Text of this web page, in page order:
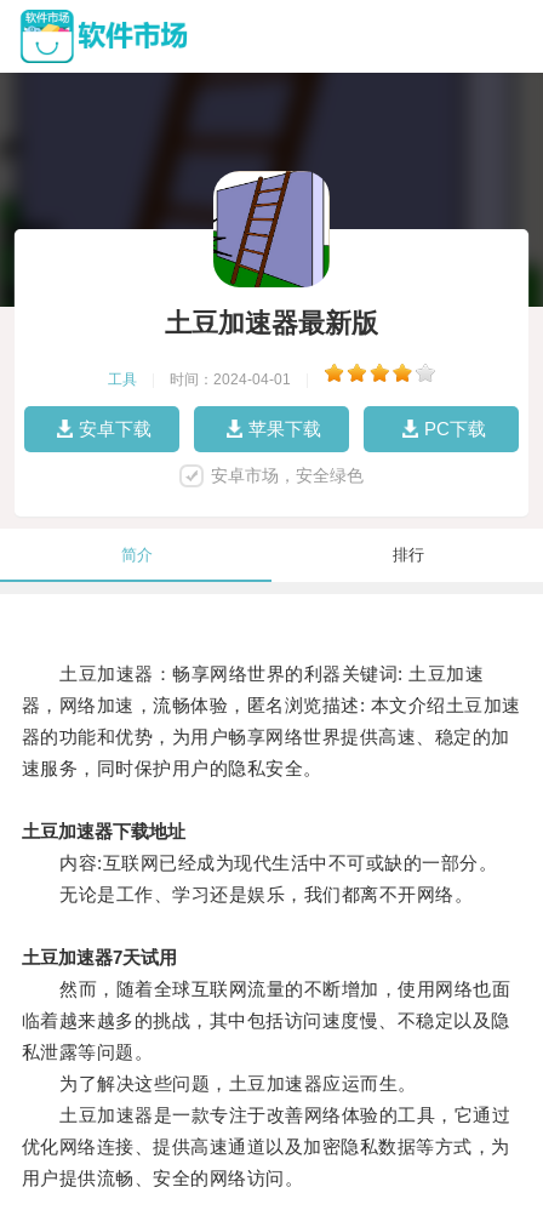
土豆加速器最新版
工具 时间：2024-04-01
安卓下载 苹果下载 PC下载
安卓市场，安全绿色
简介 排行
土豆加速器：畅享网络世界的利器关键词: 土豆加速
器，网络加速，流畅体验，匿名浏览描述: 本文介绍土豆加速
器的功能和优势，为用户畅享网络世界提供高速、稳定的加
速服务，同时保护用户的隐私安全。
土豆加速器下载地址
内容:互联网已经成为现代生活中不可或缺的一部分。
无论是工作、学习还是娱乐，我们都离不开网络。
土豆加速器7天试用
然而，随着全球互联网流量的不断增加，使用网络也面
临着越来越多的挑战，其中包括访问速度慢、不稳定以及隐
私泄露等问题。
为了解决这些问题，土豆加速器应运而生。
土豆加速器是一款专注于改善网络体验的工具，它通过
优化网络连接、提供高速通道以及加密隐私数据等方式，为
用户提供流畅、安全的网络访问。